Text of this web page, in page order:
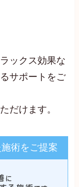
ックス効果な
サポートをご
だけます。
術をご提案